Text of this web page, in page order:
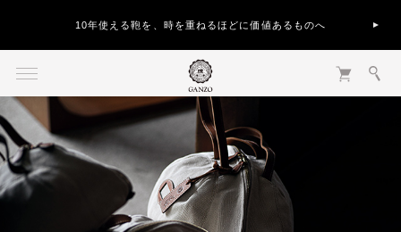
10年使える鞄を、時を重ねるほどに価値あるものへ